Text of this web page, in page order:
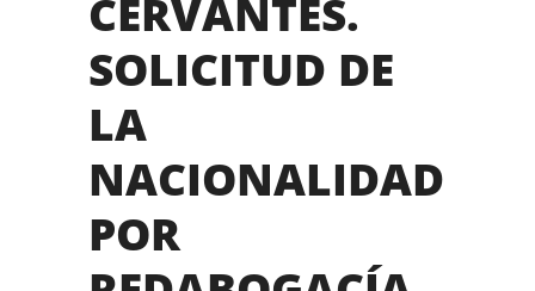
CERVANTES.
SOLICITUD DE
LA
NACIONALIDAD
POR